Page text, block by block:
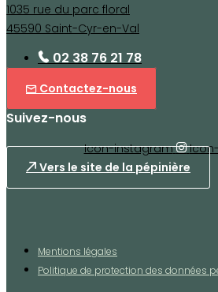
1035 rue du parc floral
45590 Saint-Cyr-en-Val
02 38 76 21 78
Contactez-nous
Suivez-nous
Icon-instagram
Vers le site de la pépinière
Mentions légales
Politique de protection des données